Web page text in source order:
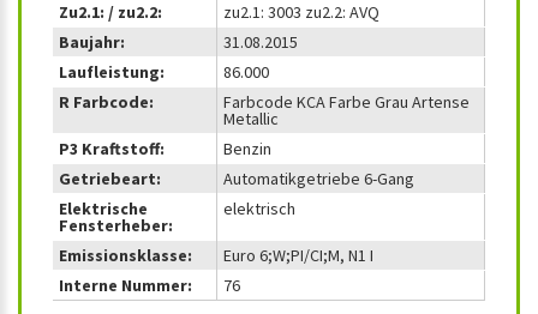
Zu2.1: / zu2.2:
zu2.1: 3003 zu2.2: AVQ
Baujahr:
31.08.2015
Laufleistung:
86.000
R Farbcode:
Farbcode KCA Farbe Grau Artense
Metallic
P3 Kraftstoff:
Benzin
Getriebeart:
Automatikgetriebe 6-Gang
Elektrische
Fensterheber:
elektrisch
Emissionsklasse:
Euro 6;W;PI/CI;M, N1 I
Interne Nummer:
76